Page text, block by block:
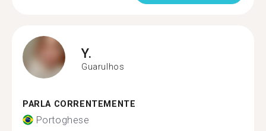
Y.
Guarulhos
PARLA CORRENTEMENTE
Portoghese